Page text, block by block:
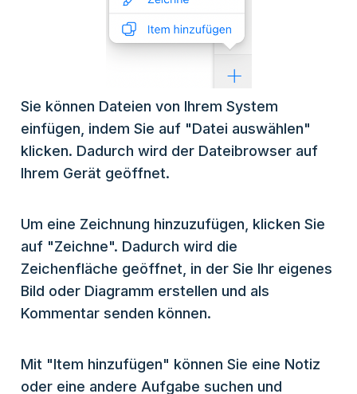
Sie können Dateien von Ihrem System
einfügen, indem Sie auf "Datei auswählen"
klicken. Dadurch wird der Dateibrowser auf
Ihrem Gerät geöffnet.
Um eine Zeichnung hinzuzufügen, klicken Sie
auf "Zeichne". Dadurch wird die
Zeichenfläche geöffnet, in der Sie Ihr eigenes
Bild oder Diagramm erstellen und als
Kommentar senden können.
Mit "Item hinzufügen" können Sie eine Notiz
oder eine andere Aufgabe suchen und